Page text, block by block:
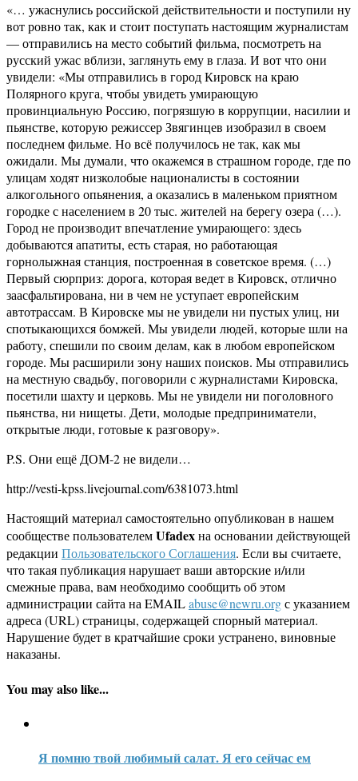
«… ужаснулись российской действительности и поступили ну
вот ровно так, как и стоит поступать настоящим журналистам
— отправились на место событий фильма, посмотреть на
русский ужас вблизи, заглянуть ему в глаза. И вот что они
увидели: «Мы отправились в город Кировск на краю
Полярного круга, чтобы увидеть умирающую
провинциальную Россию, погрязшую в коррупции, насилии и
пьянстве, которую режиссер Звягинцев изобразил в своем
последнем фильме. Но всё получилось не так, как мы
ожидали. Мы думали, что окажемся в страшном городе, где по
улицам ходят низколобые националисты в состоянии
алкогольного опьянения, а оказались в маленьком приятном
городке с населением в 20 тыс. жителей на берегу озера (…).
Город не производит впечатление умирающего: здесь
добываются апатиты, есть старая, но работающая
горнолыжная станция, построенная в советское время. (…)
Первый сюрприз: дорога, которая ведет в Кировск, отлично
заасфальтирована, ни в чем не уступает европейским
автотрассам. В Кировске мы не увидели ни пустых улиц, ни
спотыкающихся бомжей. Мы увидели людей, которые шли на
работу, спешили по своим делам, как в любом европейском
городе. Мы расширили зону наших поисков. Мы отправились
на местную свадьбу, поговорили с журналистами Кировска,
посетили шахту и церковь. Мы не увидели ни поголовного
пьянства, ни нищеты. Дети, молодые предприниматели,
открытые люди, готовые к разговору».
P.S. Они ещё ДОМ-2 не видели…
http://vesti-kpss.livejournal.com/6381073.html
Настоящий материал самостоятельно опубликован в нашем
сообществе пользователемUfadexна основании действующей
редакции Пользовательского Соглашения. Если вы считаете,
что такая публикация нарушает ваши авторские и/или
смежные права, вам необходимо сообщить об этом
администрации сайта на EMAILabuse@newru.orgс указанием
адреса (URL) страницы, содержащей спорный материал.
Нарушение будет в кратчайшие сроки устранено, виновные
наказаны.
You may also like...
Я помню твой любимый салат. Я его сейчас ем